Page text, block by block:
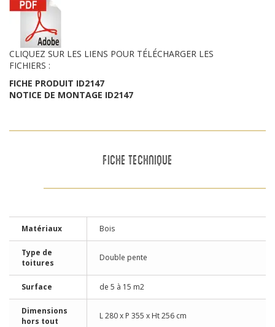
CLIQUEZ SUR LES LIENS POUR TÉLÉCHARGER LES
FICHIERS :
FICHE PRODUIT ID2147
NOTICE DE MONTAGE ID2147
FICHE TECHNIQUE
Matériaux Bois
Type de
toitures
Double pente
Surface de 5 à 15 m2
Dimensions
hors tout
L 280 x P 355 x Ht 256 cm